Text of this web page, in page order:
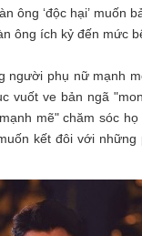
ông ‘độc hại’ muốn
ông ích kỷ đến mức
người phụ nữ mạnh
ve bản ngã
mẽ" chăm sóc
kết đôi với